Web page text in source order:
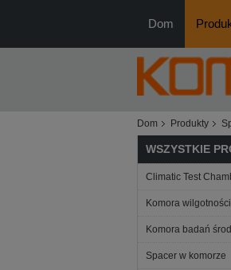
Dom
Dom Produkty
WSZYSTKIE
Climatic Test
Komora
Komora badań
Spacer w komorze